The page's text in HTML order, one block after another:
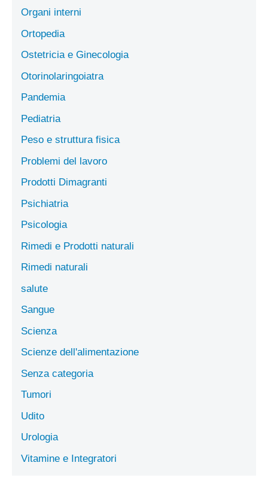
Organi interni
Ortopedia
Ostetricia e Ginecologia
Otorinolaringoiatra
Pandemia
Pediatria
Peso e struttura fisica
Problemi del lavoro
Prodotti Dimagranti
Psichiatria
Psicologia
Rimedi e Prodotti naturali
Rimedi naturali
salute
Sangue
Scienza
Scienze dell'alimentazione
Senza categoria
Tumori
Udito
Urologia
Vitamine e Integratori